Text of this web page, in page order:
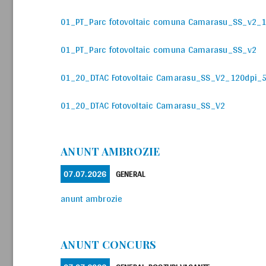
01_PT_Parc fotovoltaic comuna
01_PT_Parc fotovoltaic comuna Camarasu_SS_v2
01_20_DTAC Fotovoltaic
01_20_DTAC Fotovoltaic Camarasu_SS_V2
ANUNT AMBROZIE
POSTED
ON
07.07.2026 CATEGORIES
GENERAL
anunt ambrozie
ANUNT CONCURS